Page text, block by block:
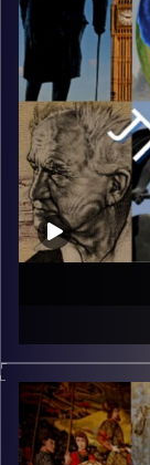
כי ישו נמצא
אביעד
תרומתה
פרופסור